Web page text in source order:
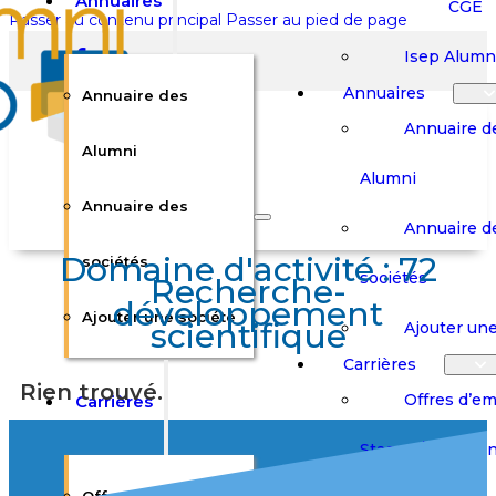
Passer au contenu principal Passer au pied de page
Rechercher sur le site
Rechercher
Votre panier est vide.
Se
Connecter
Panier
Annuaire des
Alumni
Annuaire des
sociétés
Ajouter une société
Carrières
CGE
Isep
Annuaires
Annuaire
Alumni
Annuaire
sociétés
Ajouter
Carrières
Offres
Stages /
Domaine d'activité :72
Recherche-
développement
scientifique
Rien trouvé.